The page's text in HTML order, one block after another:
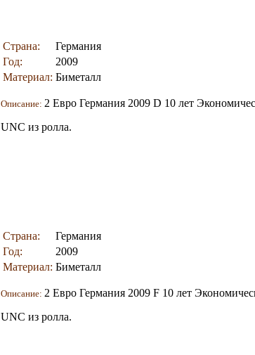
Страна:
Германия
Год:
2009
Материал: Биметалл
Описание: 2 Евро Германия 2009 D 10 лет
UNC из ролла.
Страна:
Германия
Год:
2009
Материал: Биметалл
Описание: 2 Евро Германия 2009 F 10 лет
UNC из ролла.